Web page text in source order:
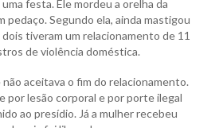
festa. Ele mordeu a orelha da
pedaço. Segundo ela, ainda mastigou
tiveram um relacionamento de 11
de violência doméstica.
não aceitava o fim do relacionamento.
por lesão corporal e por porte ilegal
ao presídio. Já a mulher recebeu